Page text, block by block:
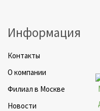
Информация
Контакты
О компании
Филиал в Москве
Новости